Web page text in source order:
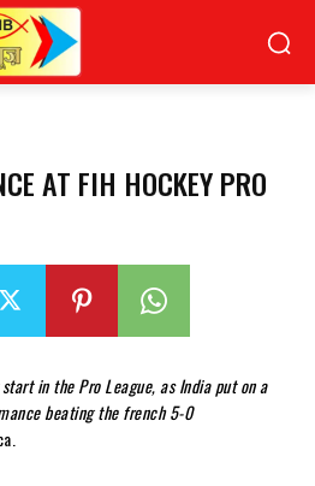
AT FIH HOCKEY PRO
in the Pro League, as India put on a
beating the french 5-0